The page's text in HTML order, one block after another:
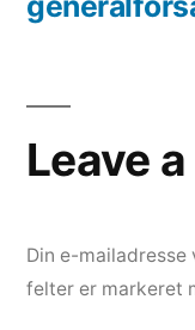
Leave
Din e-
felter er markeret